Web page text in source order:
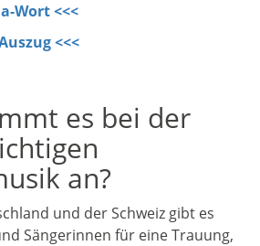
Wort <<<
<<<
es bei der
an?
und der Schweiz gibt es
Sängerinnen für eine Trauung,